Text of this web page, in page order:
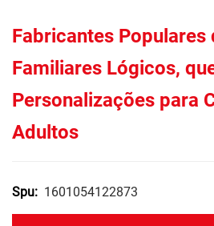
Fabricantes Populares
Familiares Lógicos,
Personalizações para
Adultos
Spu: 1601054122873